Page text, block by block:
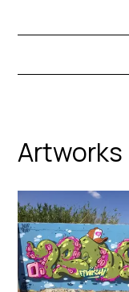
Artworks